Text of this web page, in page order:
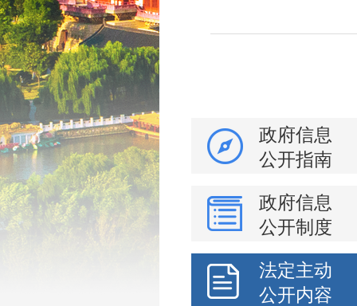
政府信息
公开指南
政府信息
公开制度
法定主动
公开内容